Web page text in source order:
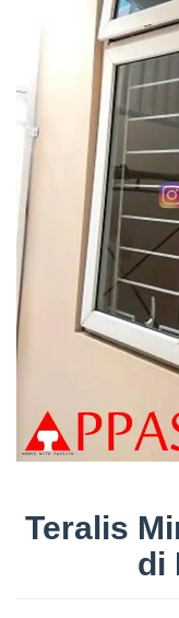
Teralis
di